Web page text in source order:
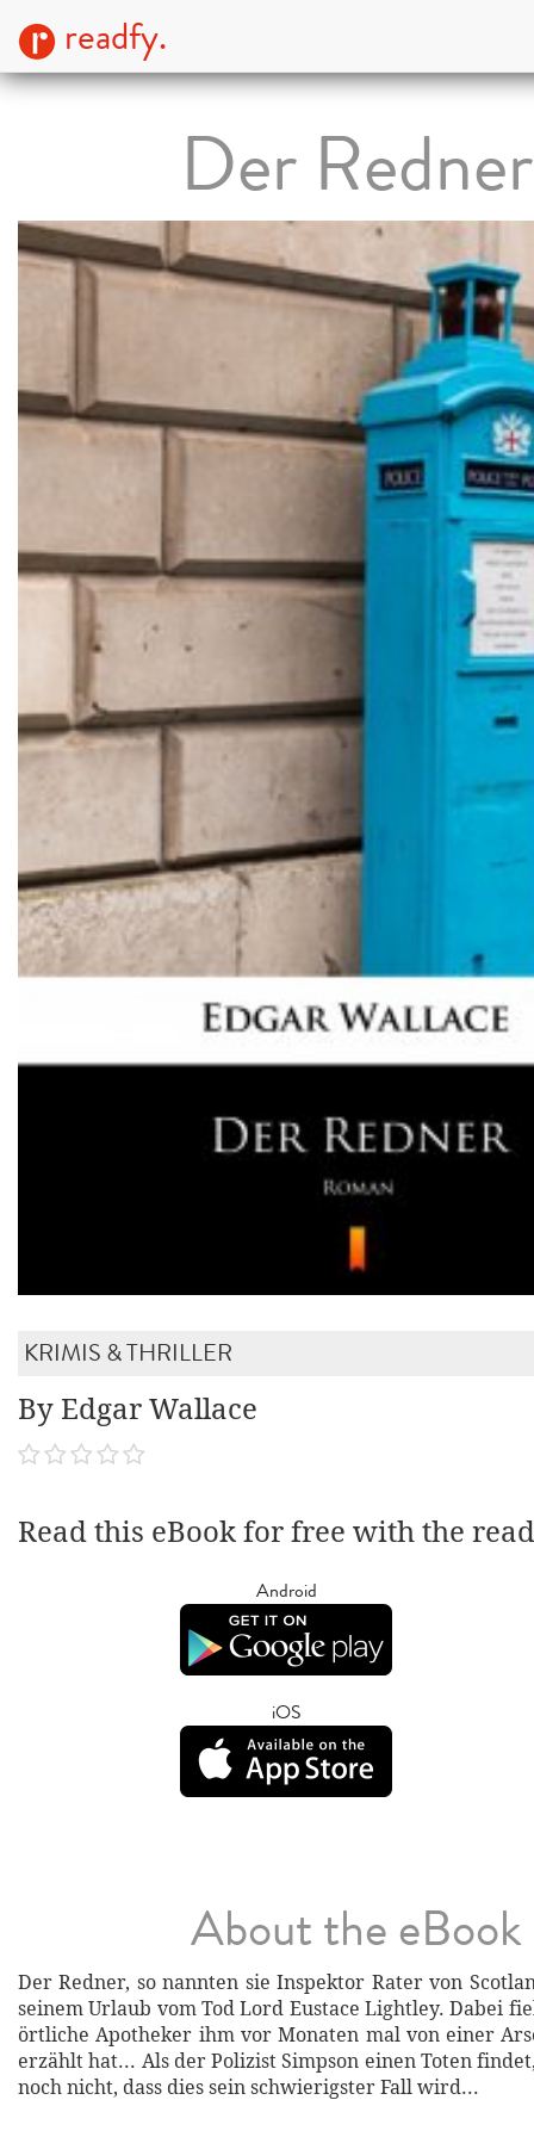
readfy.
Der Redner
KRIMIS & THRILLER
By Edgar Wallace
Read this eBook for free with the
Android
iOS
About the eBook
Der Redner, so nannten sie Inspektor Rater von
seinem Urlaub vom Tod Lord Eustace Lightley. Dabei
örtliche Apotheker ihm vor Monaten mal von einer
erzählt hat... Als der Polizist Simpson einen Toten
noch nicht, dass dies sein schwierigster Fall wird...